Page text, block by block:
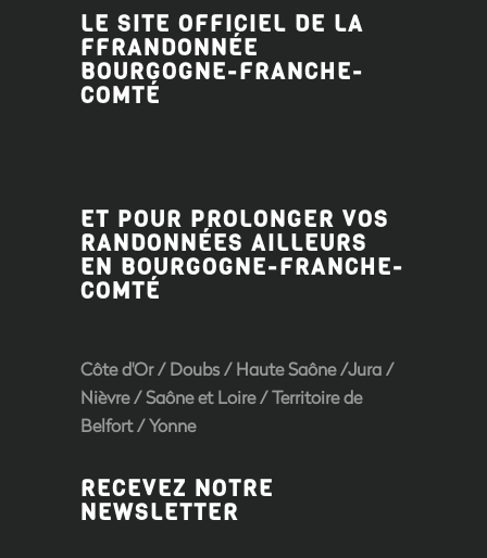
LE SITE OFFICIEL DE LA
FFRANDONNÉE
BOURGOGNE-FRANCHE-
COMTÉ
ET POUR PROLONGER VOS
RANDONNÉES AILLEURS
EN BOURGOGNE-FRANCHE-
COMTÉ
Côte d'Or/Doubs/Haute Saône/Jura/
Nièvre/Saône et Loire/ Territoire de
Belfort /Yonne
RECEVEZ NOTRE
NEWSLETTER